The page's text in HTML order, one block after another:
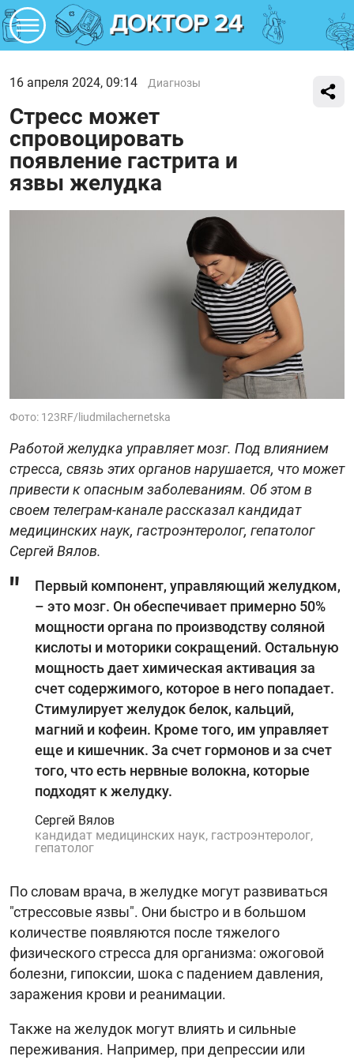
16 апреля 2024, 09:14 Диагнозы
Стресс может
спровоцировать
появление гастрита и
язвы желудка
Фото: 123RF/liudmilachernetska
Работой желудка управляет мозг. Под влиянием
стресса, связь этих органов нарушается, что может
привести к опасным заболеваниям. Об этом в
своем телеграм-канале рассказал кандидат
медицинских наук, гастроэнтеролог, гепатолог
Сергей Вялов.
Первый компонент, управляющий желудком,
– это мозг. Он обеспечивает примерно 50%
мощности органа по производству соляной
кислоты и моторики сокращений. Остальную
мощность дает химическая активация за
счет содержимого, которое в него попадает.
Стимулирует желудок белок, кальций,
магний и кофеин. Кроме того, им управляет
еще и кишечник. За счет гормонов и за счет
того, что есть нервные волокна, которые
подходят к желудку.
Сергей Вялов
кандидат медицинских наук, гастроэнтеролог,
гепатолог
По словам врача, в желудке могут развиваться
"стрессовые язвы". Они быстро и в большом
количестве появляются после тяжелого
физического стресса для организма: ожоговой
болезни, гипоксии, шока с падением давления,
заражения крови и реанимации.
Также на желудок могут влиять и сильные
переживания. Например, при депрессии или